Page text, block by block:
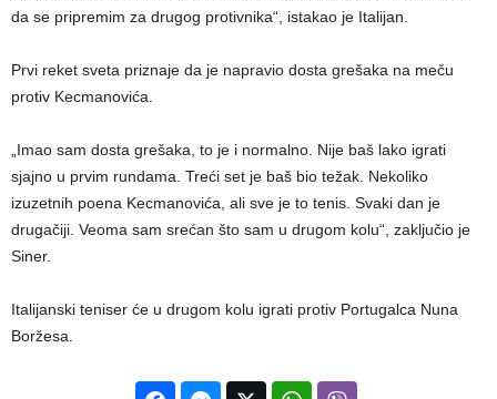
da se pripremim za drugog protivnika“, istakao je Italijan.
Prvi reket sveta priznaje da je napravio dosta grešaka na meču
protiv Kecmanovića.
„Imao sam dosta grešaka, to je i normalno. Nije baš lako igrati
sjajno u prvim rundama. Treći set je baš bio težak. Nekoliko
izuzetnih poena Kecmanovića, ali sve je to tenis. Svaki dan je
drugačiji. Veoma sam srećan što sam u drugom kolu“, zaključio je
Siner.
Italijanski teniser će u drugom kolu igrati protiv Portugalca Nuna
Boržesa.